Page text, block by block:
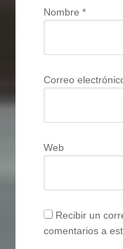
Nombre*
Correo
Web
Recibir un
comentarios a